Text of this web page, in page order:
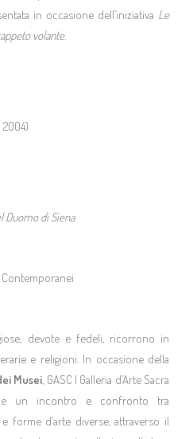
in occasione dell’iniziativa Le
volante.
2004)
Duomo di Siena
Contemporanei
devote e fedeli, ricorrono in
e religioni. In occasione della
Musei, GASC | Galleria d’Arte Sacra
un incontro e confronto tra
forme d’arte diverse, attraverso il